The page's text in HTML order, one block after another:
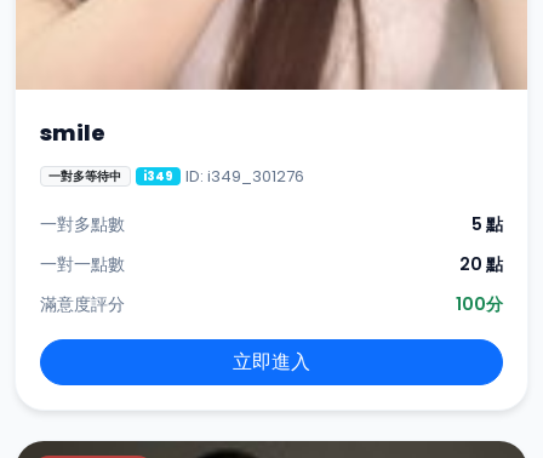
smile
一對多等待中 i349 ID: i349_301276
一對多點數
5 點
一對一點數
20 點
滿意度評分
100分
立即進入